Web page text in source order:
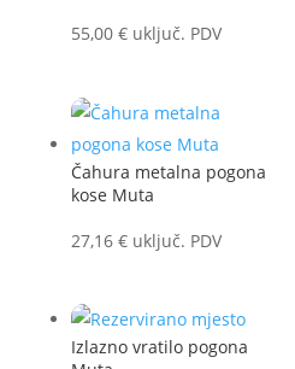
55,00 € uključ. PDV
Čahura metalna pogona
kose Muta
27,16 € uključ. PDV
Izlazno vratilo pogona